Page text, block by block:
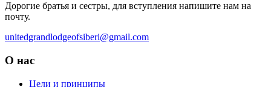
Дорогие братья и сестры, для вступления напишите нам на
почту.
unitedgrandlodgeofsiberi@gmail.com
О нас
Цели и принципы